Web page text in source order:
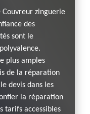
Couvreur zinguerie
des
sont le
plus amples
de la réparation
devis dans les
la réparation
tarifs accessibles